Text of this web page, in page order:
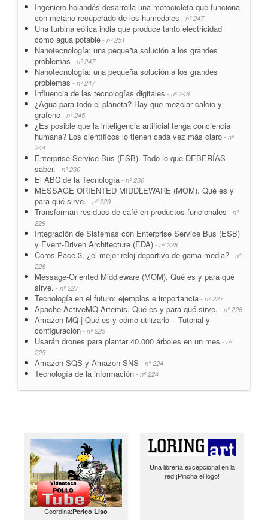
Ingeniero holandés desarrolla una motocicleta que funciona
con metano recuperado de los humedales - nº 247
Una turbina eólica india que produce tanto electricidad
como agua potable - nº 251
Nanotecnología: una pequeña solución a los grandes
problemas - nº 247
Nanotecnología: una pequeña solución a los grandes
problemas - nº 247
Influencia de las tecnologías digitales - nº 246
¿Agua para todo el planeta? Hay que mezclar calcio y
grafeno - nº 245
¿Es posible que la inteligencia artificial tenga conciencia
humana? Los científicos lo tienen cada vez más claro - nº
244
Enterprise Service Bus (ESB). Todo lo que DEBERÍAS
saber. - nº 230
El ABC de la Tecnología - nº 230
MESSAGE ORIENTED MIDDLEWARE (MOM). Qué es y
para qué sirve. - nº 229
Transforman residuos de café en productos funcionales - nº
229
Integración de Sistemas con Enterprise Service Bus (ESB)
y Event-Driven Architecture (EDA) - nº 228
Coros Pace 3, ¿el mejor reloj deportivo de gama media? - nº
228
Message-Oriented Middleware (MOM). Qué es y para qué
sirve. - nº 227
Tecnología en el futuro: ejemplos e importancia - nº 227
Apache ActiveMQ Artemis. Qué es y para qué sirve. - nº 226
Amazon MQ | Qué es y cómo utilizarlo – Tutorial y
configuración - nº 225
Usarán drones para plantar 40.000 árboles en un mes - nº
225
Amazon SQS y Amazon SNS - nº 224
Tecnología de la información - nº 224
Coordina:Perico Liso
Una librería excepcional en la
red ¡Pincha el logo!